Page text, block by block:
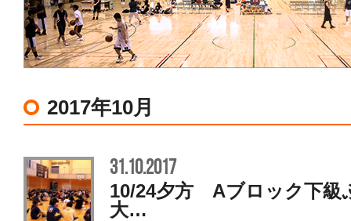
2017年10月
31.10.2017
10/24夕方 Aブロック下級
大…